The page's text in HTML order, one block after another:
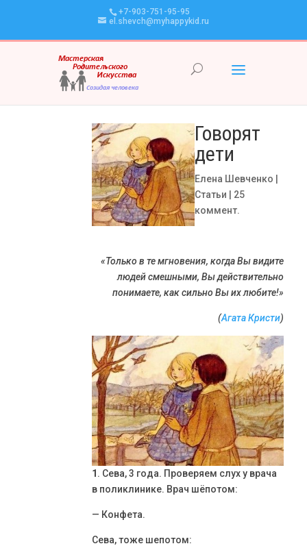
+7-903-751-95-95
el.shevch@myhappykid.ru
Говорят
дети
Елена Шевченко
Статьи
25
коммент.
«Только в те мгновения, когда Вы видите
людей смешными, Вы действительно
понимаете, как сильно Вы их любите!»
(Агата Кристи)
1 . Сева, 3 года. Проверяем слух у врача
в поликлинике. Врач шёпотом:
— Конфета.
Сева, тоже шепотом: